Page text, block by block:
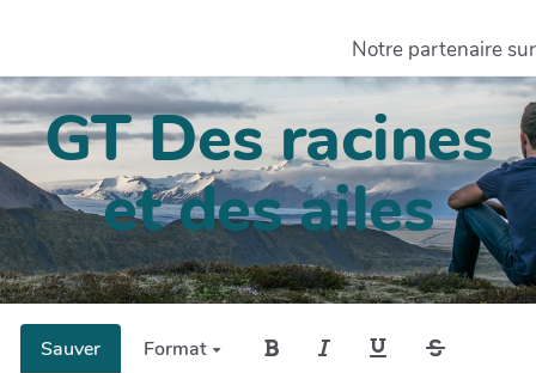
Notre partenaire
GT Des racines
et des ailes
Sauver
Format